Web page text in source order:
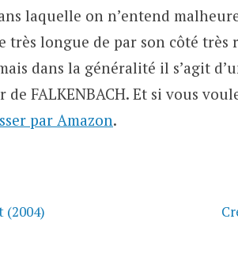
laquelle on n’entend
très longue de par son côté très
dans la généralité il s’agit
de FALKENBACH. Et si vous
par Amazon.
(2004)